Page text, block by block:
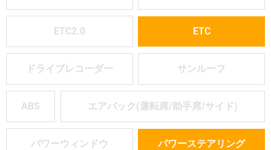
ETC2.0 ETC
ドライブレコーダー サンルーフ
ABS エアバック(運転席/助手席/サイド)
パワーウィンドウ パワーステアリング